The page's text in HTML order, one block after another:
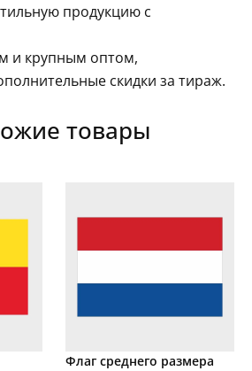
продукцию с
и крупным оптом,
скидки за тираж.
товары
Флаг среднего размера